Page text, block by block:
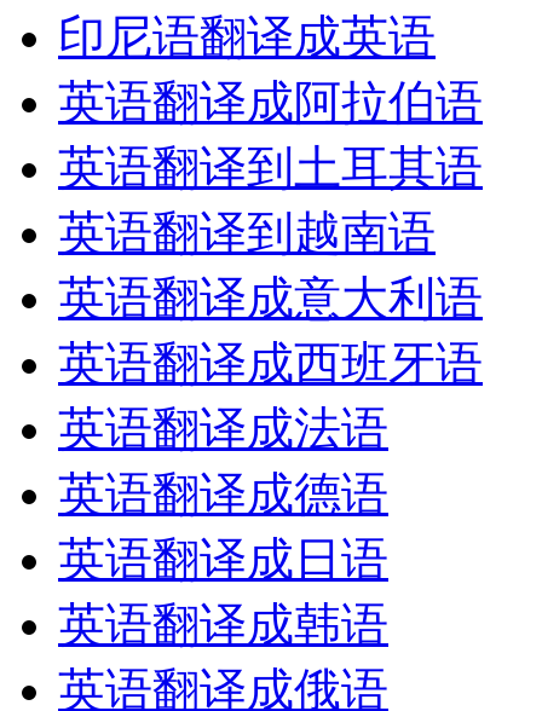
印尼语翻译成英语
英语翻译成阿拉伯语
英语翻译到土耳其语
英语翻译到越南语
英语翻译成意大利语
英语翻译成西班牙语
英语翻译成法语
英语翻译成德语
英语翻译成日语
英语翻译成韩语
英语翻译成俄语